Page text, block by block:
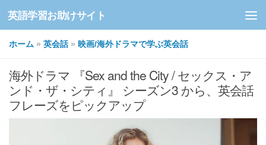
コンテンツへスキップ
英語学習お助けサイト
ホーム » 英会話 » 映画/海外ドラマで学ぶ英会話
海外ドラマ 『Sex and the City / セックス・ア
ンド・ザ・シティ』 シーズン3 から、英会話
フレーズをピックアップ